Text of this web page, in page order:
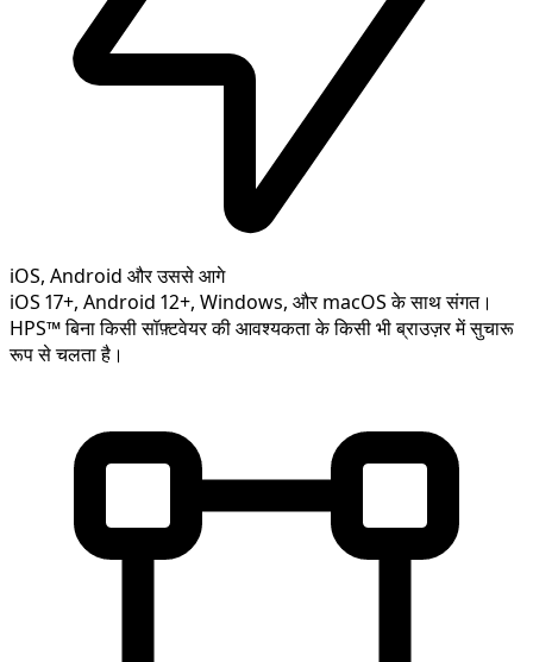
iOS, Android और उससे आगे
iOS 17+, Android 12+, Windows, और macOS के साथ संगत।
HPS™ बिना किसी सॉफ़्टवेयर की आवश्यकता के किसी भी ब्राउज़र में सुचारू
रूप से चलता है।